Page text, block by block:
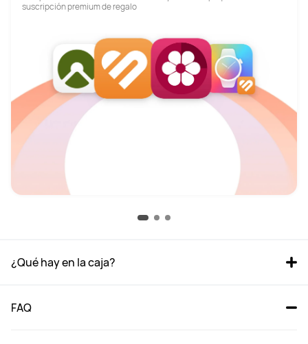
suscripción premium de regalo
¿Qué hay en la caja?
FAQ